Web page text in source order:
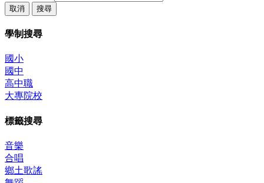
取消 搜尋
學制搜尋
國小
國中
高中職
大專院校
標籤搜尋
音樂
合唱
鄉土歌謠